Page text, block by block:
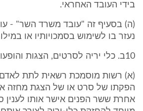
בידי העובד האחראי.
(ה) בסעיף זה "עובד משרד השר" -
נעזר בו לשימוש בסמכויותיו או
10ב. כלי יריה לסרטים, הצגות והופעות (תיקון: תשל"א)4
(א) רשות מוסמכת רשאית לתת
הפקתו של סרט או של הצגת מחזה
אחרת ששר הפנים אישר אותו לענין